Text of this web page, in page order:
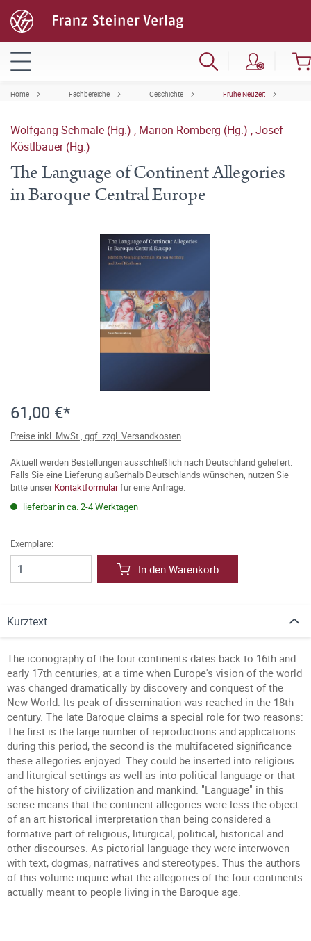
Home Fachbereiche Geschichte Frühe Neuzeit
Wolfgang Schmale (Hg.) , Marion Romberg (Hg.) ,Josef
Köstlbauer (Hg.)
The Language of Continent Allegories
in Baroque Central Europe
61,00 €*
Preise inkl. MwSt., ggf. zzgl. Versandkosten
Aktuell werden Bestellungen ausschließlich nach Deutschland geliefert.
Falls Sie eine Lieferung außerhalb Deutschlands wünschen, nutzen Sie
bitte unserKontaktformularfür eine Anfrage.
lieferbar in ca. 2-4 Werktagen
Exemplare:
In den Warenkorb
Kurztext
The iconography of the four continents dates back to 16th and
early 17th centuries, at a time when Europe's vision of the world
was changed dramatically by discovery and conquest of the
New World. Its peak of dissemination was reached in the 18th
century. The late Baroque claims a special role for two reasons:
The first is the large number of reproductions and applications
during this period, the second is the multifaceted significance
these allegories enjoyed. They could be inserted into religious
and liturgical settings as well as into political language or that
of the history of civilization and mankind. "Language" in this
sense means that the continent allegories were less the object
of an art historical interpretation than being considered a
formative part of religious, liturgical, political, historical and
other discourses. As pictorial language they were interwoven
with text, dogmas, narratives and stereotypes. Thus the authors
of this volume inquire what the allegories of the four continents
actually meant to people living in the Baroque age.